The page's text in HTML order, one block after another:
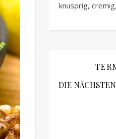
knusprig,
DIE